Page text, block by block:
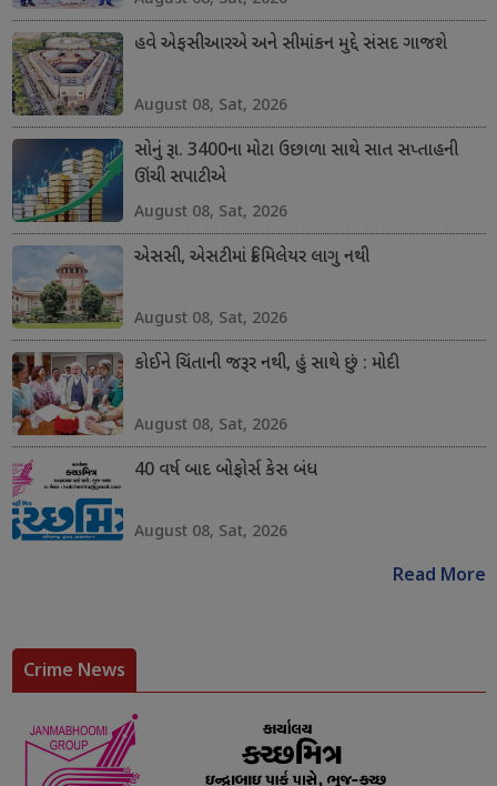
હવે એફસીઆરએ અને સીમાંકન મુદ્દે સંસદ ગાજશે
August 08, Sat, 2026
સોનું રૂા. 3400ના મોટા ઉછાળા સાથે સાત સપ્તાહની
ઊંચી સપાટીએ
August 08, Sat, 2026
એસસી, એસટીમાં ક્રિમિલેયર લાગુ નથી
August 08, Sat, 2026
કોઈને ચિંતાની જરૂર નથી, હું સાથે છું : મોદી
August 08, Sat, 2026
40 વર્ષ બાદ બોફોર્સ કેસ બંધ
August 08, Sat, 2026
Read More
Crime News